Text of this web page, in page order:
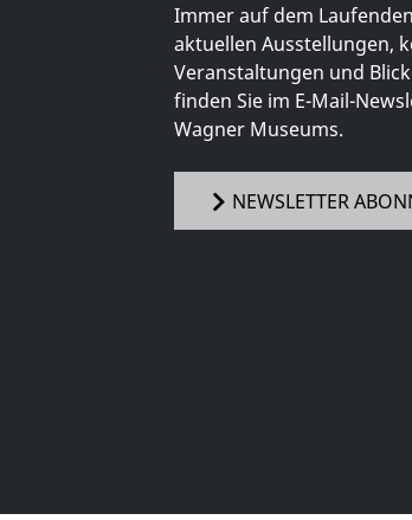
Immer auf dem
aktuellen Ausstellungen,
Veranstaltungen und
finden Sie im E-Mail-
Wagner Museums.
NEWSLETTER